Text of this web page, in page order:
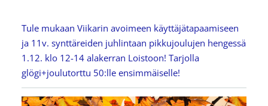
Tule mukaan Viikarin avoimeen käyttäjätapaamiseen
ja 11v. synttäreiden juhlintaan pikkujoulujen hengessä
1.12. klo 12-14 alakerran Loistoon! Tarjolla
glögi+joulutorttu 50:lle ensimmäiselle!